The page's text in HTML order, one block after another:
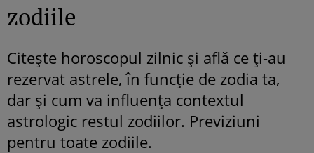
zodiile
Citește horoscopul zilnic și află ce ți-au
rezervat astrele, în funcție de zodia ta,
dar și cum va influența contextul
astrologic restul zodiilor. Previziuni
pentru toate zodiile.